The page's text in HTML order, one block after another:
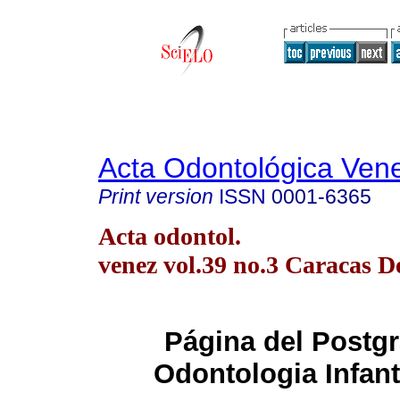
Acta Odontológica
Print version ISSN 0001-6365
Acta odontol.
venez vol.39 no.3 Caracas
Página del
Odontologia